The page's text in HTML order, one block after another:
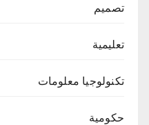
تصميم
تعليمية
تكنولوجيا معلومات
حكومية